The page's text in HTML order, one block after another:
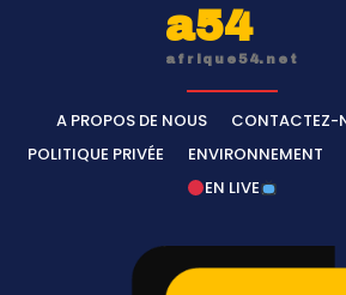
a54
afrique54.net
A PROPOS DE NOUS
CONTACTEZ-
POLITIQUE PRIVÉE
ENVIRONNEMENT
EN LIVE